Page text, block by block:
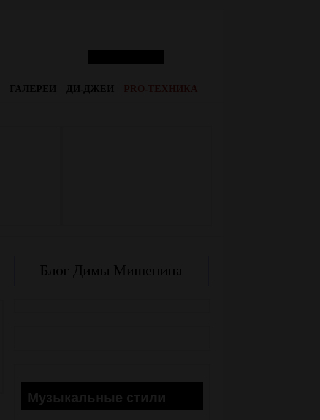
ГАЛЕРЕИ ДИ-ДЖЕИ
Блог Димы Мишенина
Музыкальные стили